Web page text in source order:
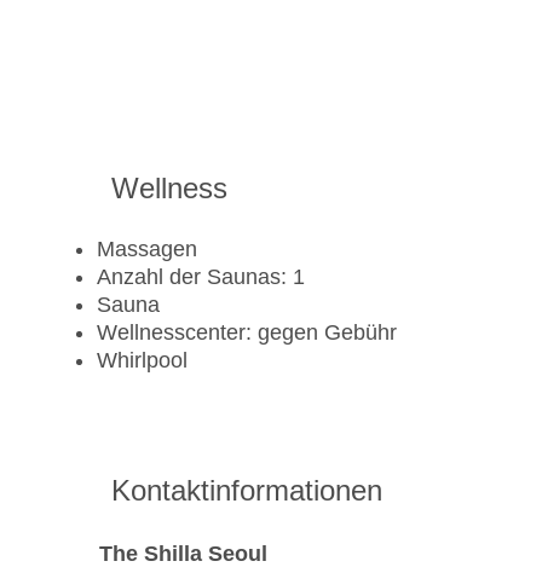
Wellness
Massagen
Anzahl der Saunas: 1
Sauna
Wellnesscenter: gegen Gebühr
Whirlpool
Kontaktinformationen
The Shilla Seoul